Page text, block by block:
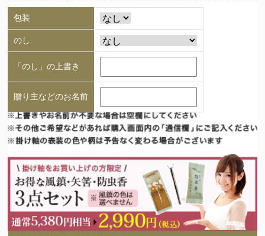
包装
のし
「のし」の上書き
贈り主などのお名前